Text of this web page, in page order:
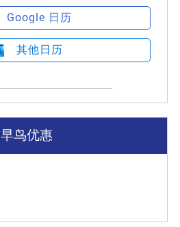
Google 日历
其他日历
早鸟优惠